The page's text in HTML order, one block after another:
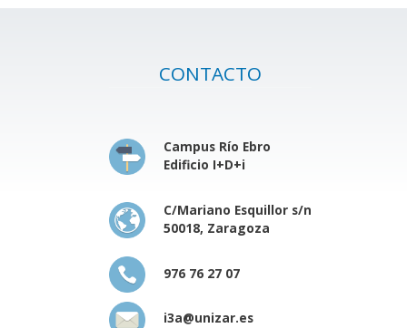
CONTACTO
Campus Río Ebro
Edificio I+D+i
C/Mariano Esquillor s/n
50018, Zaragoza
976 76 27 07
i3a@unizar.es